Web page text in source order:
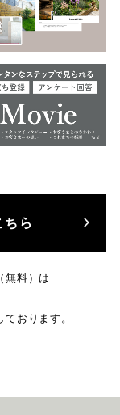
ちら
無料）は
おります。